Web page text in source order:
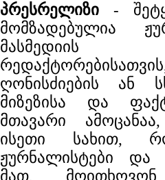
პრესრელიზი -
მომზადებულია
მასმედიის
ღონისძიების ან
მიზეზისა და
მთავარი
ისეთი სახით,
ჟურნალისტები და
მათ,